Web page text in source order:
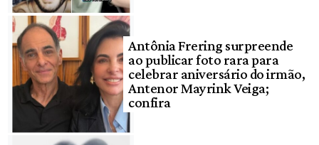
Antônia Frering surpreende
ao publicar foto rara para
celebrar aniversário do irmão,
Antenor Mayrink Veiga;
confira